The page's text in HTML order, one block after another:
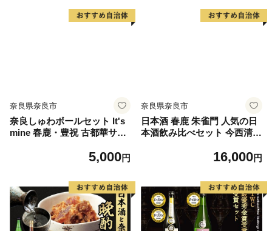
ボトル ワイン パーティー ワ
イン 家庭用 ワイン ギフト プ
奈良県奈良市
奈良しゅわボールセット It's
mine 春鹿・豊祝 古都華サイ
ット 純米吟醸 純米大吟醸
5,000円
奈良県奈良市
日本酒 春鹿 朱雀門 人気の日
本酒飲み比べセット 今西清兵
醸 淡麗辛口 16-03816,000円